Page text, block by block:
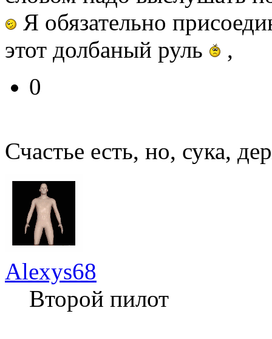
Я обязательно
этот долбаный руль
,
0
Счастье есть, но, сука,
Alexys68
Второй пилот